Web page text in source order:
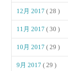
12月 2017( 28 )
11月 2017( 30 )
10月 2017( 29 )
9月 2017( 29 )